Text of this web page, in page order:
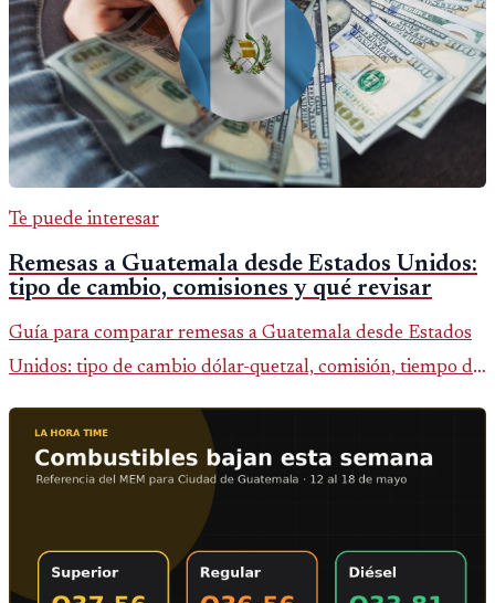
Te puede interesar
Remesas a Guatemala desde Estados Unidos:
tipo de cambio, comisiones y qué revisar
Guía para comparar remesas a Guatemala desde Estados
Unidos: tipo de cambio dólar-quetzal, comisión, tiempo de